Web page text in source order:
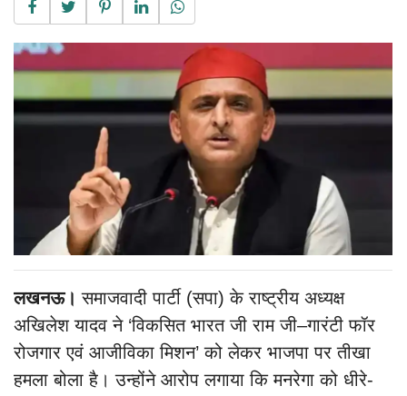
लखनऊ। समाजवादी पार्टी (सपा) के राष्ट्रीय अध्यक्ष
अखिलेश यादव ने ‘विकसित भारत जी राम जी–गारंटी फॉर
रोजगार एवं आजीविका मिशन’ को लेकर भाजपा पर तीखा
हमला बोला है। उन्होंने आरोप लगाया कि मनरेगा को धीरे-